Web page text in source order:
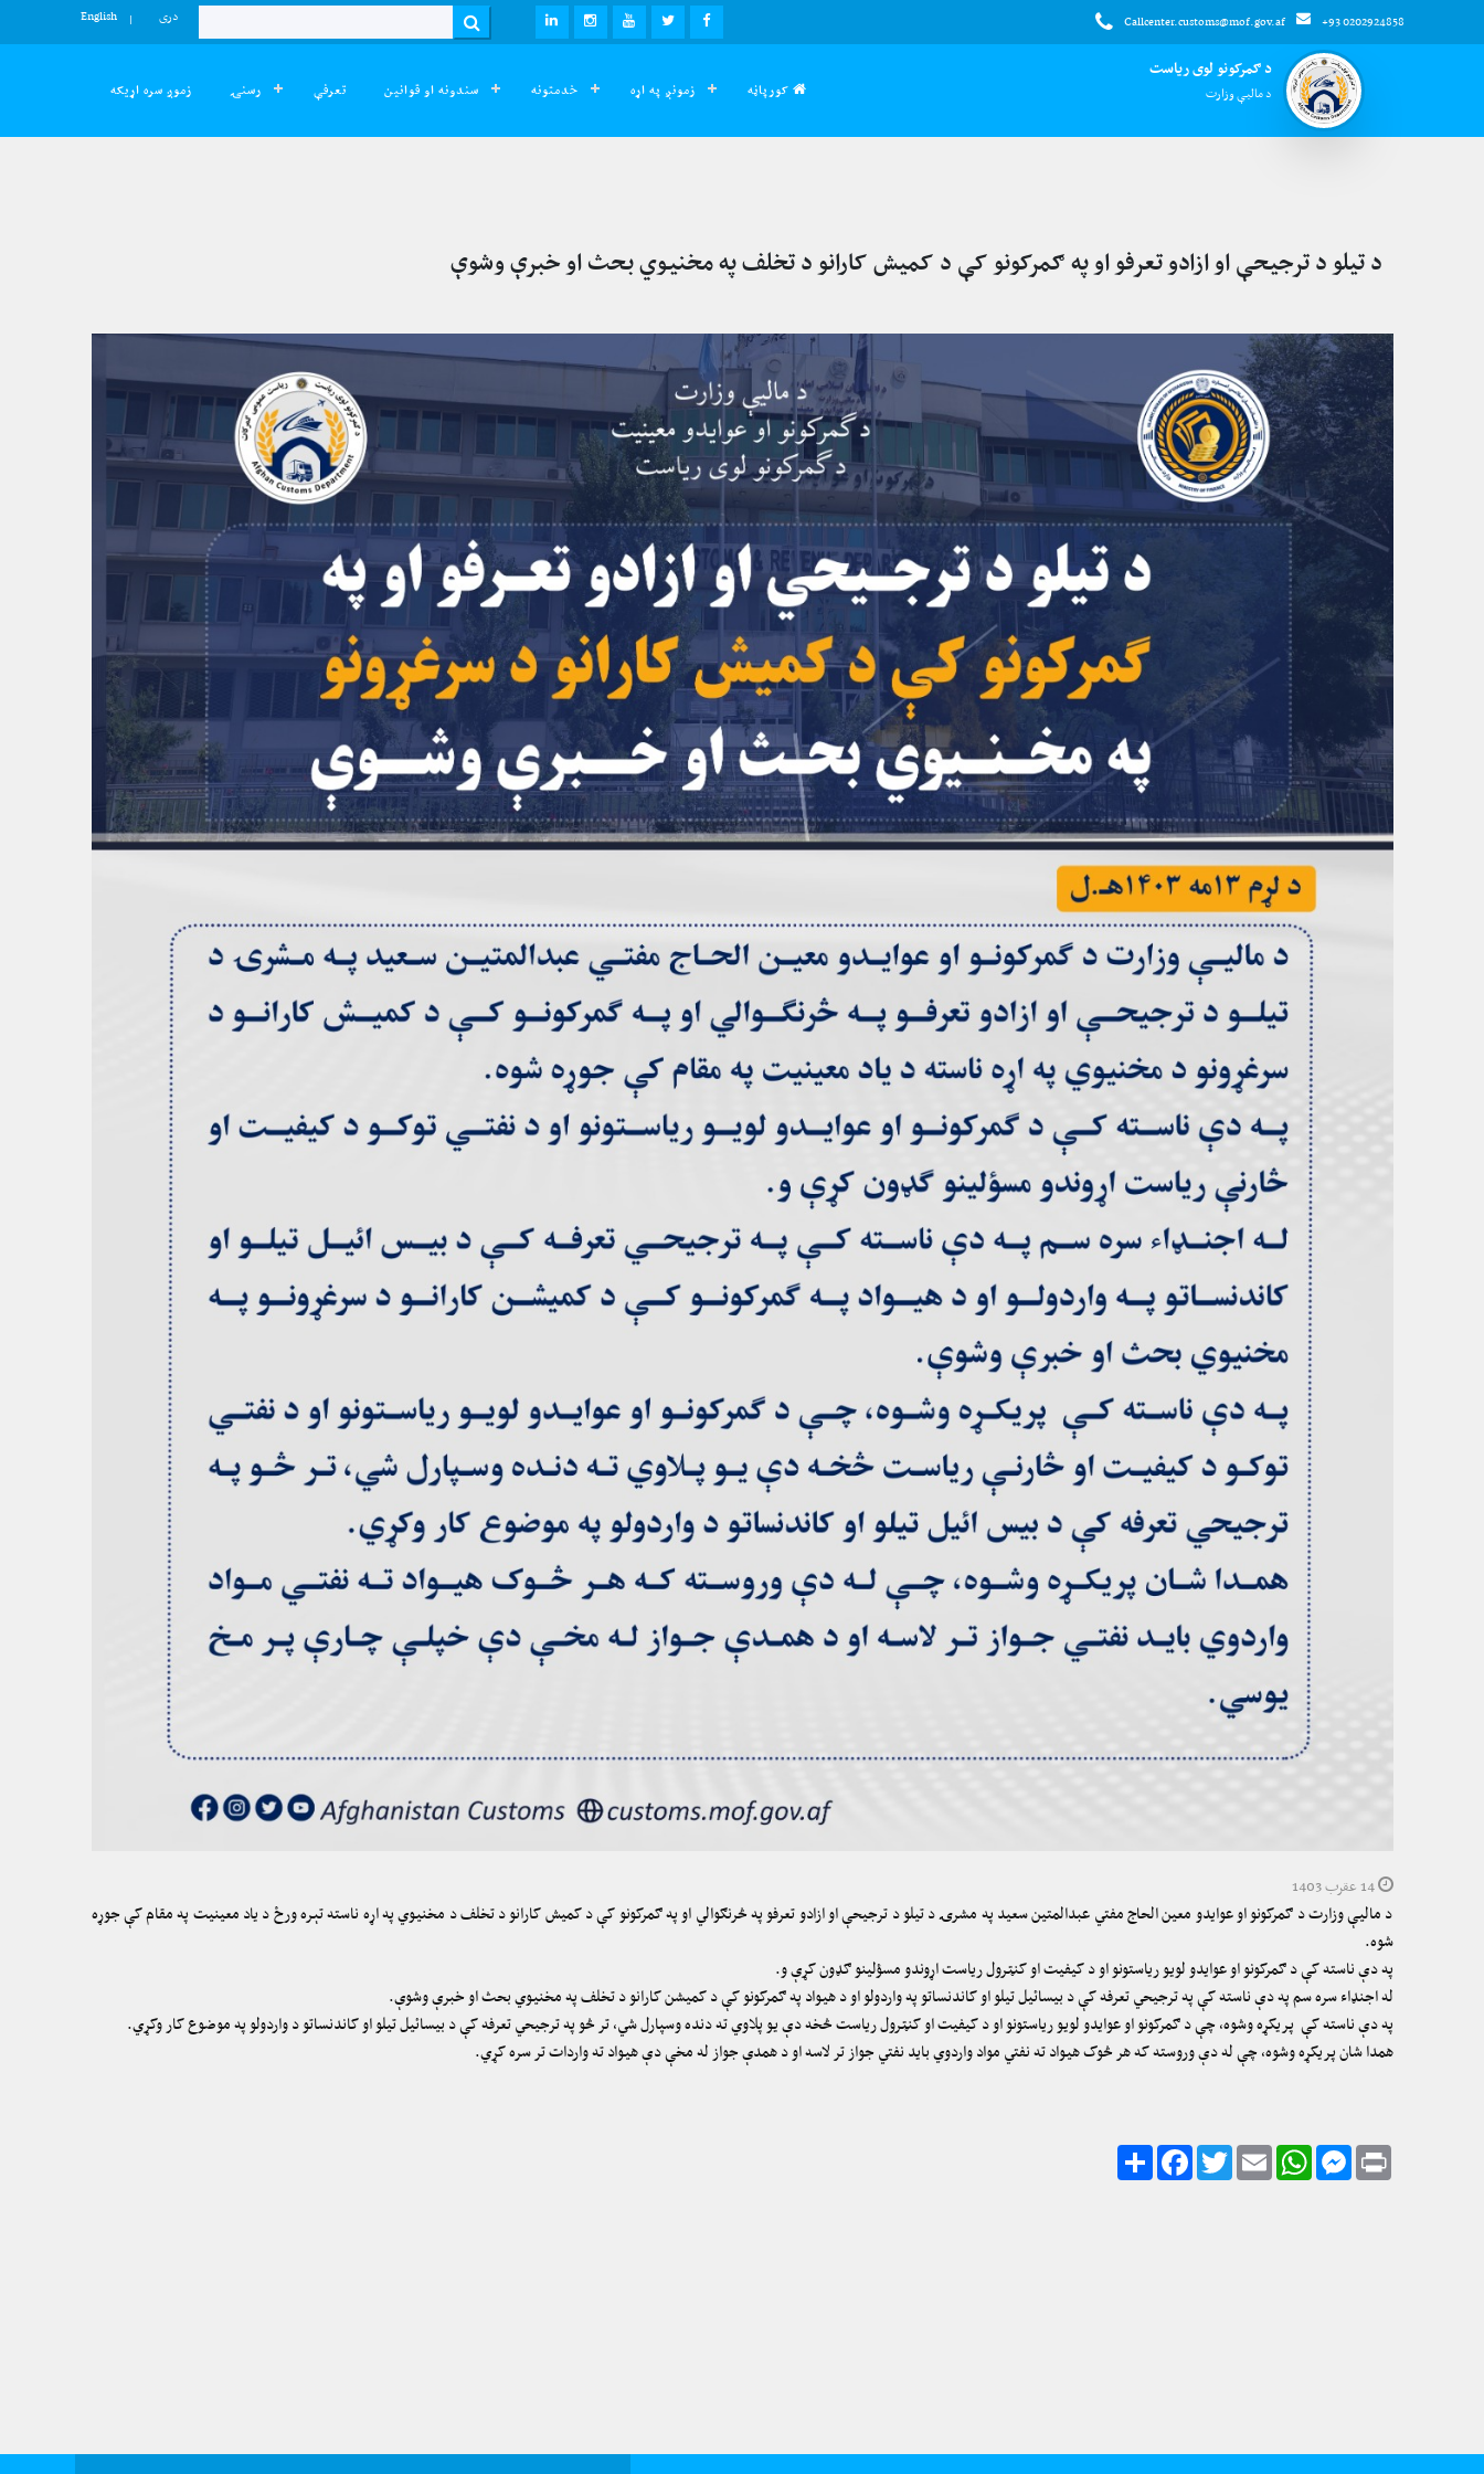
Callcenter.customs@mof.gov.af +93 0202924858
FACEBOOK
TWITTER
YOUTUBE
INSTAGRAM
LINKEDIN
Search
دری English
د ګمرکونو لوی ریاست
د مالیې وزارت کورپاڼه زمونږ په اړه خدمتونه سندونه او قوانین تعرفې رسنۍ زموږ سره اړیکه
د تیلو د ترجیحې او ازادو تعرفو او په ګمرکونو کې د کمیش کارانو د تخلف په مخنیوي بحث او خبرې وشوې
14 عقرب 1403
د مالیې وزارت د ګمرکونو او عوایدو معین الحاج مفتي عبدالمتین سعید په مشرۍ د تیلو د ترجیحې او ازادو تعرفو په څرنګوالي او په ګمرکونو کې د کمیش کارانو د تخلف د مخنیوي په اړه ناسته تېره ورځ د یاد معینیت په مقام کې جوړه
شوه.
په دې ناسته کې د ګمرکونو او عوایدو لویو ریاستونو او د کیفیت او کنټرول ریاست اړوندو مسؤلینو ګډون کړې و.
له اجنډاء سره سم په دې ناسته کې په ترجیحي تعرفه کې د بیسائیل تیلو او کاندنساتو په واردولو او د هیواد په ګمرکونو کې د کمیشن کارانو د تخلف په مخنیوي بحث او خبرې وشوې.
په دې ناسته کې پریکړه وشوه، چې د ګمرکونو او عوایدو لویو ریاستونو او د کیفیت او کنټرول ریاست څخه دې یو پلاوي ته دنده وسپارل شي، تر څو په ترجیحي تعرفه کې د بیسائیل تیلو او کاندنساتو د واردولو په موضوع کار وکړي.
همدا شان پریکړه وشوه، چې له دې وروسته که هر څوک هیواد ته نفتي مواد واردوي باید نفتي جواز تر لاسه او د همدې جواز له مخې دې هیواد ته واردات تر سره کړي.
ShareFacebookTwitterEmail
WhatsAppMessenger Print